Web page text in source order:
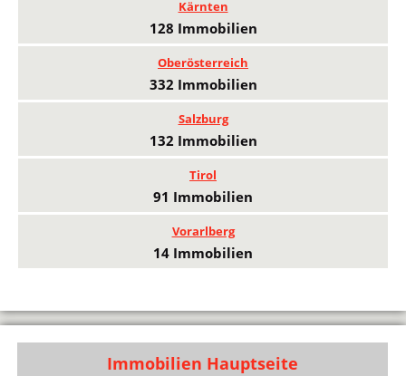
Kärnten
128 Immobilien
Oberösterreich
332 Immobilien
Salzburg
132 Immobilien
Tirol
91 Immobilien
Vorarlberg
14 Immobilien
Immobilien Hauptseite